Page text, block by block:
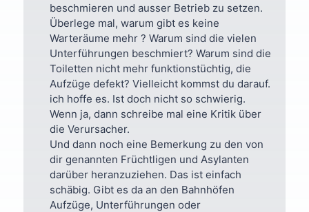
beschmieren und ausser Betrieb zu setzen.
Überlege mal, warum gibt es keine
Warteräume mehr ? Warum sind die vielen
Unterführungen beschmiert? Warum sind die
Toiletten nicht mehr funktionstüchtig, die
Aufzüge defekt? Vielleicht kommst du darauf.
ich hoffe es. Ist doch nicht so schwierig.
Wenn ja, dann schreibe mal eine Kritik über
die Verursacher.
Und dann noch eine Bemerkung zu den von
dir genannten Früchtligen und Asylanten
darüber heranzuziehen. Das ist einfach
schäbig. Gibt es da an den Bahnhöfen
Aufzüge, Unterführungen oder